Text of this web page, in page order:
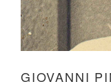
GIOVANNI